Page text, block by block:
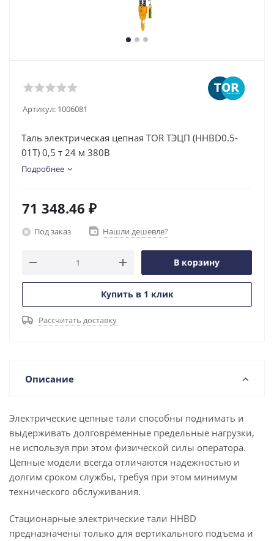
Артикул: 1006081
Таль электрическая цепная TOR ТЭЦП (HHBD0.5-
01T) 0,5 т 24 м 380В
Подробнее
71 348.46 ₽
Под заказ Нашли дешевле?
В корзину
Купить в 1 клик
Рассчитать доставку
Описание
Электрические цепные тали способны поднимать и
выдерживать долговременные предельные нагрузки,
не используя при этом физической силы оператора.
Цепные модели всегда отличаются надежностью и
долгим сроком службы, требуя при этом минимум
технического обслуживания.
Стационарные электрические тали HHBD
предназначены только для вертикального подъема и